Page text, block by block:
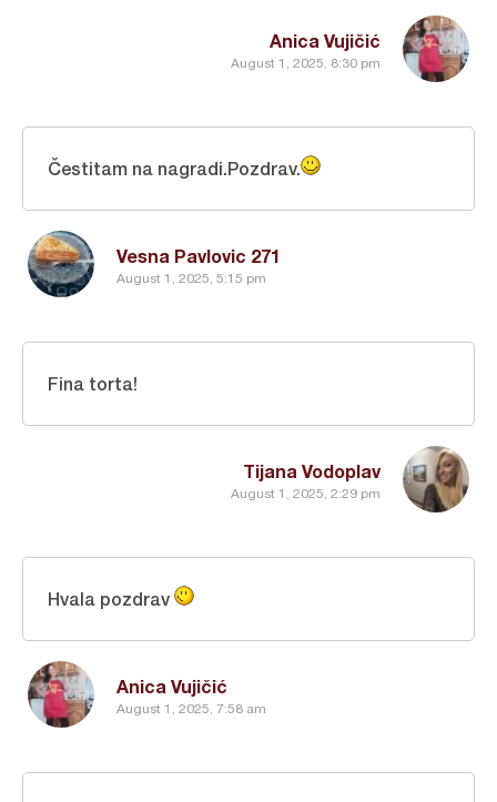
Anica Vujičić
August 1, 2025, 8:30 pm
Vesna Pavlovic 271
August 1, 2025, 5:15 pm
Čestitam na nagradi.Pozdrav.
Tijana Vodoplav
August 1, 2025, 2:29 pm
Fina torta!
Anica Vujičić
August 1, 2025, 7:58 am
Hvala pozdrav